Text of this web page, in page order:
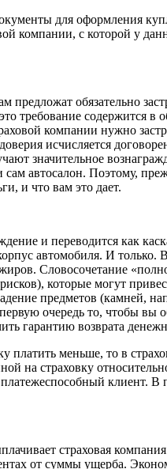
для оформления
компании, с которой у
предложат обязательно
требование содержится
компании нужно
исчисляется
значительное
автосалон. Поэтому,
и что вам это дает.
и переводится как
автомобиля. И
Словосочетание
которые могут
предметов (камней,
очередь то, чтобы вы
гарантию возврата
платить меньше, то в
на страховку
клиент. В
страховая
от суммы ущерба.